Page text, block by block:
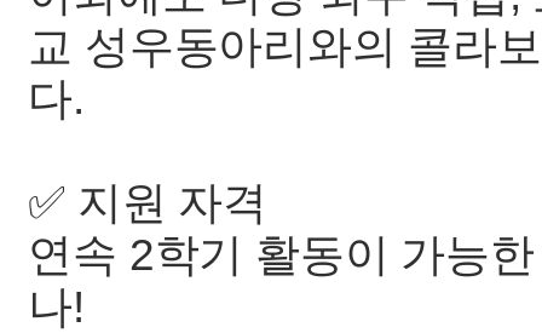
교 성우동아리와의 콜라
다.
✅️ 지원 자격
연속 2학기 활동이 가능
나!